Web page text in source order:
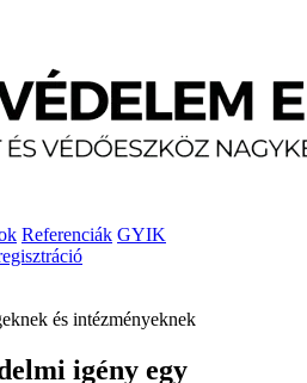
Referenciák GYIK
és intézményeknek
igény egy